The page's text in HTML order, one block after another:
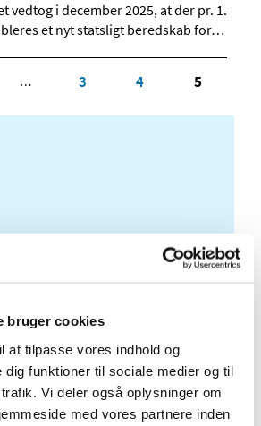
bruger cookies
at tilpasse vores indhold og
dig funktioner til sociale medier og til
Vi deler også oplysninger om
med vores partnere inden
vedtog i december 2025, at der pr. 1.
et nyt statsligt beredskab for…
… 3 4 5